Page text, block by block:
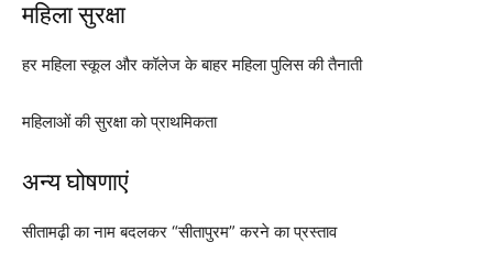
महिला सुरक्षा
हर महिला स्कूल और कॉलेज के बाहर महिला पुलिस की तैनाती
महिलाओं की सुरक्षा को प्राथमिकता
अन्य घोषणाएं
सीतामढ़ी का नाम बदलकर “सीतापुरम” करने का प्रस्ताव